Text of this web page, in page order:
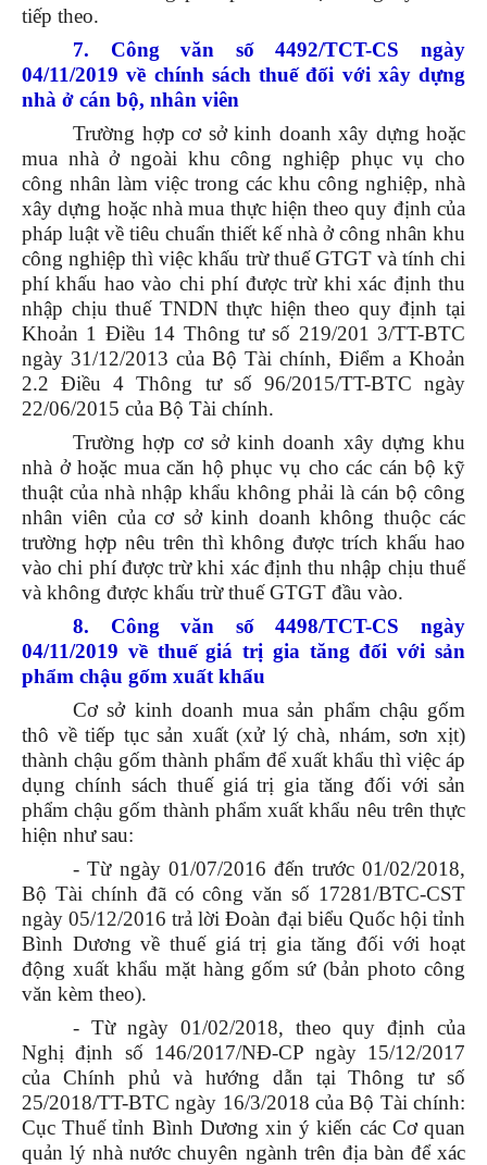
tiếp theo.
7. Công văn số 4492/TCT-CS ngày
04/11/2019 về chính sách thuế đối với xây dựng
nhà ở cán bộ, nhân viên
Trường hợp cơ sở kinh doanh xây dựng hoặc
mua nhà ở ngoài khu công nghiệp phục vụ cho
công nhân làm việc trong các khu công nghiệp, nhà
xây dựng hoặc nhà mua thực hiện theo quy định của
pháp luật về tiêu chuẩn thiết kế nhà ở công nhân khu
công nghiệp thì việc khấu trừ thuế GTGT và tính chi
phí khấu hao vào chi phí được trừ khi xác định thu
nhập chịu thuế TNDN thực hiện theo quy định tại
Khoản 1 Điều 14 Thông tư số 219/201 3/TT-BTC
ngày 31/12/2013 của Bộ Tài chính, Điểm a Khoản
2.2 Điều 4 Thông tư số 96/2015/TT-BTC ngày
22/06/2015 của Bộ Tài chính.
Trường hợp cơ sở kinh doanh xây dựng khu
nhà ở hoặc mua căn hộ phục vụ cho các cán bộ kỹ
thuật của nhà nhập khẩu không phải là cán bộ công
nhân viên của cơ sở kinh doanh không thuộc các
trường hợp nêu trên thì không được trích khấu hao
vào chi phí được trừ khi xác định thu nhập chịu thuế
và không được khấu trừ thuế GTGT đầu vào.
8. Công văn số 4498/TCT-CS ngày
04/11/2019 về thuế giá trị gia tăng đối với sản
phẩm chậu gốm xuất khẩu
Cơ sở kinh doanh mua sản phẩm chậu gốm
thô về tiếp tục sản xuất (xử lý chà, nhám, sơn xịt)
thành chậu gốm thành phẩm để xuất khẩu thì việc áp
dụng chính sách thuế giá trị gia tăng đối với sản
phẩm chậu gốm thành phẩm xuất khẩu nêu trên thực
hiện như sau:
- Từ ngày 01/07/2016 đến trước 01/02/2018,
Bộ Tài chính đã có công văn số 17281/BTC-CST
ngày 05/12/2016 trả lời Đoàn đại biểu Quốc hội tỉnh
Bình Dương về thuế giá trị gia tăng đối với hoạt
động xuất khẩu mặt hàng gốm sứ (bản photo công
văn kèm theo).
- Từ ngày 01/02/2018, theo quy định của
Nghị định số 146/2017/NĐ-CP ngày 15/12/2017
của Chính phủ và hướng dẫn tại Thông tư số
25/2018/TT-BTC ngày 16/3/2018 của Bộ Tài chính:
Cục Thuế tỉnh Bình Dương xin ý kiến các Cơ quan
quản lý nhà nước chuyên ngành trên địa bàn để xác